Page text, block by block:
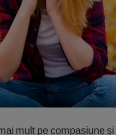
mult pe compasiune și